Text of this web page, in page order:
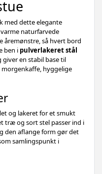
med dette elegante
varme naturfarvede
så hvert bord
ben i pulverlakeret stål
en stabil base til
hyggelige
og lakeret for et smukt
træ og sort stel passer ind i
den aflange form gør det
samlingspunkt i